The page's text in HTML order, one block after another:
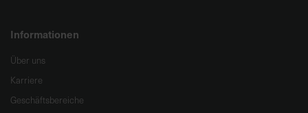
Informationen
Über uns
Karriere
Geschäftsbereiche